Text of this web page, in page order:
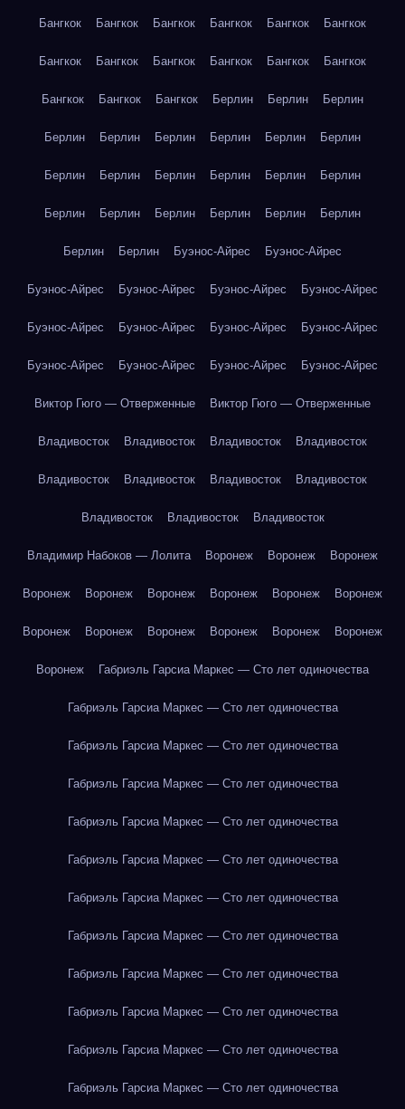
Бангкок Бангкок Бангкок Бангкок Бангкок Бангкок
Бангкок Бангкок Бангкок Бангкок Бангкок Бангкок
Бангкок Бангкок Бангкок Берлин Берлин Берлин
Берлин Берлин Берлин Берлин Берлин Берлин
Берлин Берлин Берлин Берлин Берлин Берлин
Берлин Берлин Берлин Берлин Берлин Берлин
Берлин Берлин Буэнос-Айрес Буэнос-Айрес
Буэнос-Айрес Буэнос-Айрес Буэнос-Айрес Буэнос-Айрес
Буэнос-Айрес Буэнос-Айрес Буэнос-Айрес Буэнос-Айрес
Буэнос-Айрес Буэнос-Айрес Буэнос-Айрес Буэнос-Айрес
Виктор Гюго — Отверженные Виктор Гюго — Отверженные
Владивосток Владивосток Владивосток Владивосток
Владивосток Владивосток Владивосток Владивосток
Владивосток Владивосток Владивосток
Владимир Набоков — Лолита Воронеж Воронеж Воронеж
Воронеж Воронеж Воронеж Воронеж Воронеж Воронеж
Воронеж Воронеж Воронеж Воронеж Воронеж Воронеж
Воронеж Габриэль Гарсиа Маркес — Сто лет одиночества
Габриэль Гарсиа Маркес — Сто лет одиночества
Габриэль Гарсиа Маркес — Сто лет одиночества
Габриэль Гарсиа Маркес — Сто лет одиночества
Габриэль Гарсиа Маркес — Сто лет одиночества
Габриэль Гарсиа Маркес — Сто лет одиночества
Габриэль Гарсиа Маркес — Сто лет одиночества
Габриэль Гарсиа Маркес — Сто лет одиночества
Габриэль Гарсиа Маркес — Сто лет одиночества
Габриэль Гарсиа Маркес — Сто лет одиночества
Габриэль Гарсиа Маркес — Сто лет одиночества
Габриэль Гарсиа Маркес — Сто лет одиночества